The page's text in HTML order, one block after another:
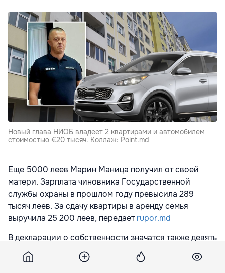
Новый глава НИОБ владеет 2 квартирами и автомобилем
стоимостью €20 тысяч. Коллаж: Point.md
Еще 5000 леев Марин Маница получил от своей
матери. Зарплата чиновника Государственной
службы охраны в прошлом году превысила 289
тысяч леев. За сдачу квартиры в аренду семья
выручила 25 200 леев, передаетrupor.md
В декларации о собственности значатся также девять
земельных участков. Семья Маница получила их в
дар.